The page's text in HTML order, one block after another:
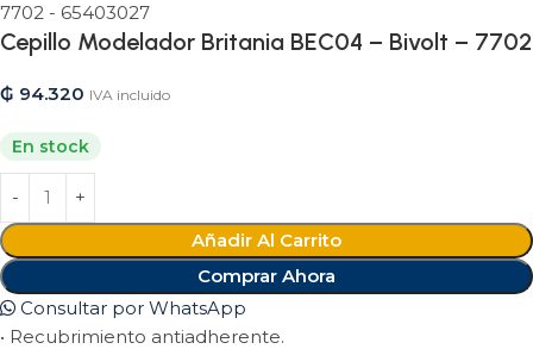
7702 - 65403027
Cepillo Modelador Britania BEC04 – Bivolt – 7702
₲ 94.320 IVA incluido
En stock
Añadir Al Carrito
Comprar Ahora
Consultar por WhatsApp
• Recubrimiento antiadherente.